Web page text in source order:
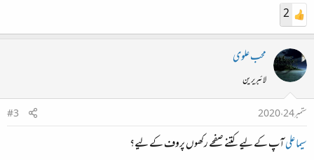
2
محب علوی
لائبریرین
ستمبر 24، 2020
#3
سیما علیآپ کے لیے کتنے صفحے رکھوں پروف کے لیے؟